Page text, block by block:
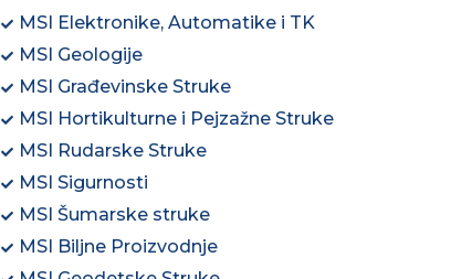
MSI Elektronike, Automatike i TK
MSI Geologije
MSI Građevinske Struke
MSI Hortikulturne i Pejzažne Struke
MSI Rudarske Struke
MSI Sigurnosti
MSI Šumarske struke
MSI Biljne Proizvodnje